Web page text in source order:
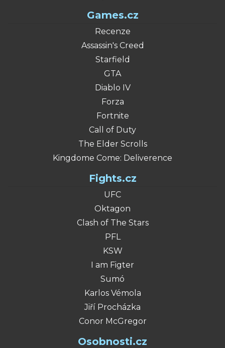
Games.cz
Recenze
Assassin's Creed
Starfield
GTA
Diablo IV
Forza
Fortnite
Call of Duty
The Elder Scrolls
Kingdome Come: Deliverence
Fights.cz
UFC
Oktagon
Clash of The Stars
PFL
KSW
I am Figter
Sumó
Karlos Vémola
Jiří Procházka
Conor McGregor
Osobnosti.cz